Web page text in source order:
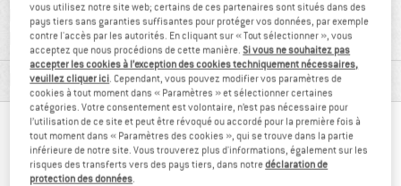
RENSEIGNEMENTS MATÉRIEL ET
FONCTIONNALITÉS
DESCRIPTION DU PRODUIT
LES ALPINISTES AYANT VU CET ARTICLE ONT
ÉGALEMENT REGARDÉ
vous utilisez notre site web; certains de ces partenaires sont situés dans des
pays tiers sans garanties suffisantes pour protéger vos données, par exemple
contre l'accès par les autorités. En cliquant sur « Tout sélectionner », vous
acceptez que nous procédions de cette manière.Si vous ne souhaitez pas
accepter les cookies à l’exception des cookies techniquement nécessaires,
veuillez cliquer ici. Cependant, vous pouvez modifier vos paramètres de
cookies à tout moment dans « Paramètres » et sélectionner certaines
catégories. Votre consentement est volontaire, n’est pas nécessaire pour
l’utilisation de ce site et peut être révoqué ou accordé pour la première fois à
tout moment dans « Paramètres des cookies », qui se trouve dans la partie
inférieure de notre site. Vous trouverez plus d'informations, également sur les
risques des transferts vers des pays tiers, dans notredéclaration de
protection des données.